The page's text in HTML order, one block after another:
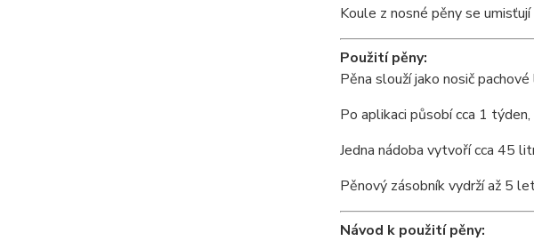
Koule z nosné pěny se
Použití pěny:
Pěna slouží jako nosič
Po aplikaci působí cca 1
Jedna nádoba vytvoří cca 45
Pěnový zásobník vydrží až 5
Návod k použití pěny: